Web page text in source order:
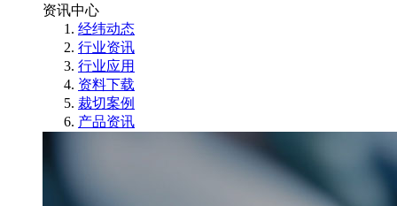
资讯中心
经纬动态
行业资讯
行业应用
资料下载
裁切案例
产品资讯